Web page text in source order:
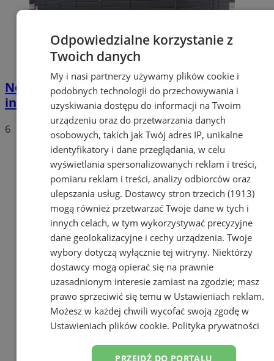
Nowy sprzęt i hala magazynowa. Orzesze
inwestuje w ochronę ludności
6
Odpowiedzialne korzystanie z
Twoich danych
My i nasi partnerzy używamy plików cookie i
podobnych technologii do przechowywania i
uzyskiwania dostępu do informacji na Twoim
urządzeniu oraz do przetwarzania danych
osobowych, takich jak Twój adres IP, unikalne
identyfikatory i dane przeglądania, w celu
wyświetlania spersonalizowanych reklam i treści,
pomiaru reklam i treści, analizy odbiorców oraz
ulepszania usług. Dostawcy stron trzecich (1913)
mogą również przetwarzać Twoje dane w tych i
innych celach, w tym wykorzystywać precyzyjne
dane geolokalizacyjne i cechy urządzenia. Twoje
wybory dotyczą wyłącznie tej witryny. Niektórzy
dostawcy mogą opierać się na prawnie
uzasadnionym interesie zamiast na zgodzie; masz
prawo sprzeciwić się temu w Ustawieniach reklam.
Możesz w każdej chwili wycofać swoją zgodę w
Ustawieniach plików cookie. Polityka prywatności
PRZEJDŹ DO PORTALU